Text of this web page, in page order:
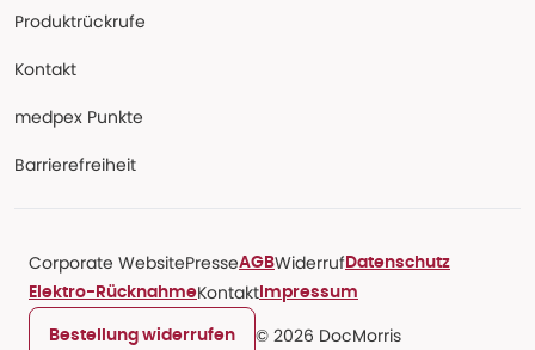
Produktrückrufe
Kontakt
medpex Punkte
Barrierefreiheit
Corporate WebsitePresseAGBWiderruf Datenschutz
Elektro-RücknahmeKontakt Impressum
Bestellung widerrufen © 2026 DocMorris